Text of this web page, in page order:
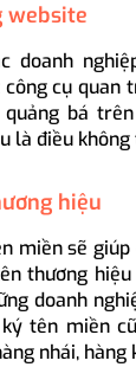
website
doanh
cụ quan
quảng bá
là điều
hiệu
miền sẽ
thương
doanh
tên miền
nhái,